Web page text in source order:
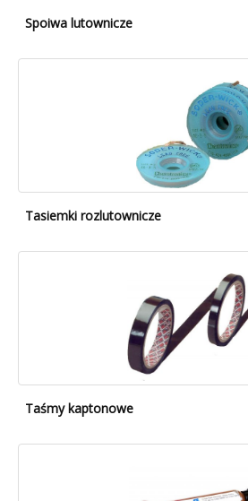
Spoiwa lutownicze
Tasiemki rozlutownicze
Taśmy kaptonowe